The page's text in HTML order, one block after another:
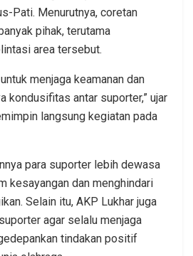
Pati. Menurutnya, coretan
pihak, terutama
area tersebut.
menjaga keamanan dan
kondusifitas antar suporter,” ujar
langsung kegiatan pada
para suporter lebih dewasa
kesayangan dan menghindari
Selain itu, AKP Lukhar juga
agar selalu menjaga
tindakan positif